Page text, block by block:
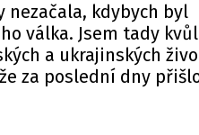
nezačala, kdybych byl
válka. Jsem tady
a ukrajinských
za poslední dny